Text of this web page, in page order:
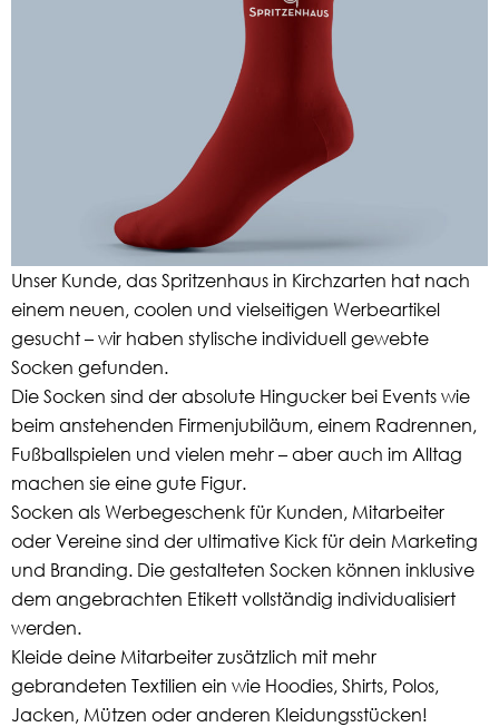
Unser Kunde, das Spritzenhaus in Kirchzarten hat nach
einem neuen, coolen und vielseitigen Werbeartikel
gesucht – wir haben stylische individuell gewebte
Socken gefunden.
Die Socken sind der absolute Hingucker bei Events wie
beim anstehenden Firmenjubiläum, einem Radrennen,
Fußballspielen und vielen mehr – aber auch im Alltag
machen sie eine gute Figur.
Socken als Werbegeschenk für Kunden, Mitarbeiter
oder Vereine sind der ultimative Kick für dein Marketing
und Branding. Die gestalteten Socken können inklusive
dem angebrachten Etikett vollständig individualisiert
werden.
Kleide deine Mitarbeiter zusätzlich mit mehr
gebrandeten Textilien ein wie Hoodies, Shirts, Polos,
Jacken, Mützen oder anderen Kleidungsstücken!